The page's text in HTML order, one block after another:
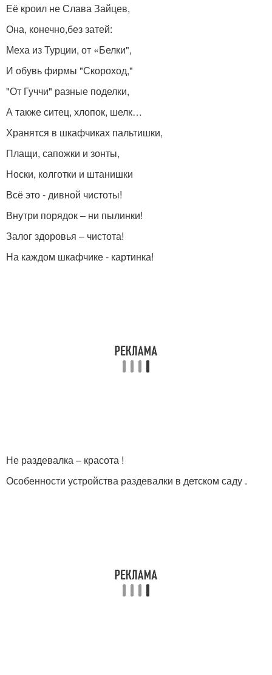
Её кроил не Слава Зайцев,
Она, конечно,без затей:
Меха из Турции, от «Белки",
И обувь фирмы "Скороход,"
"От Гуччи" разные поделки,
А также ситец, хлопок, шелк…
Хранятся в шкафчиках пальтишки,
Плащи, сапожки и зонты,
Носки, колготки и штанишки
Всё это - дивной чистоты!
Внутри порядок – ни пылинки!
Залог здоровья – чистота!
На каждом шкафчике - картинка!
Не раздевалка – красота !
Особенности устройства раздевалки в детском саду .